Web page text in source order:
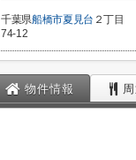
千葉県船橋市夏見台 ２丁目
74-12
物件情報